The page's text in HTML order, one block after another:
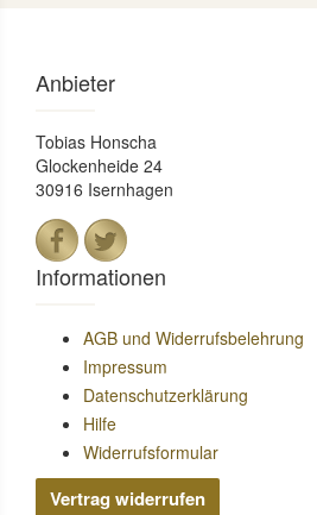
Anbieter
Tobias Honscha
Glockenheide 24
30916 Isernhagen
Informationen
AGB und Widerrufsbelehrung
Impressum
Datenschutzerklärung
Hilfe
Widerrufsformular
Vertrag widerrufen